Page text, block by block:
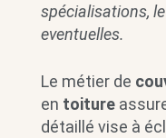
spécialisations,
eventuelles.
Le métier de
en toiture
détaillé vise à